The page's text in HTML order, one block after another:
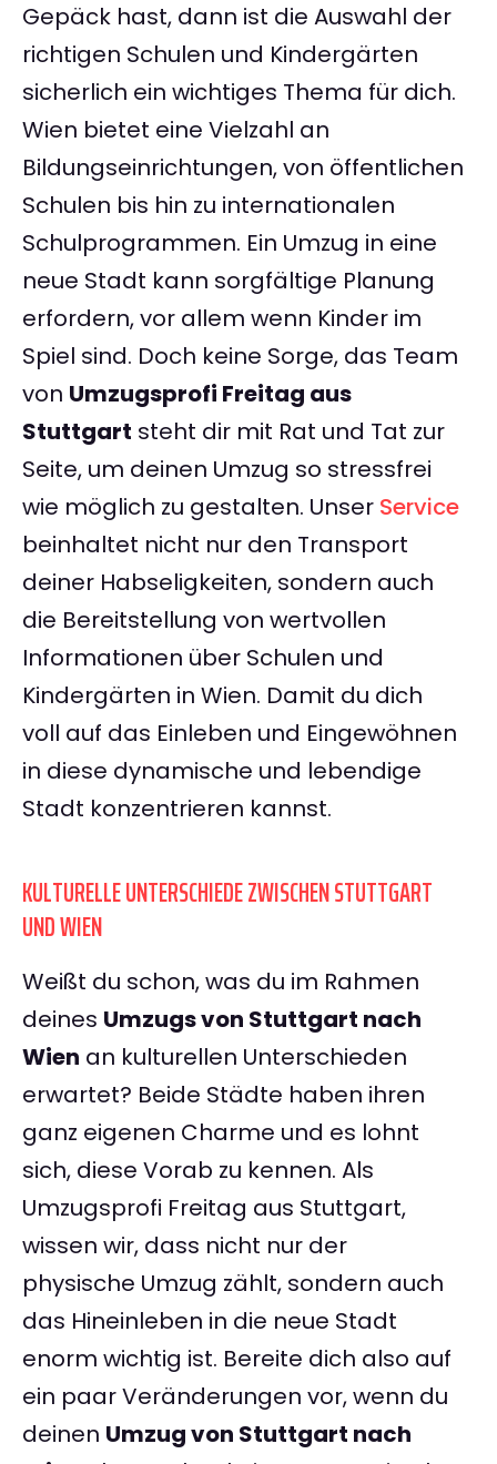
Gepäck hast, dann ist die Auswahl der
richtigen Schulen und Kindergärten
sicherlich ein wichtiges Thema für dich.
Wien bietet eine Vielzahl an
Bildungseinrichtungen, von öffentlichen
Schulen bis hin zu internationalen
Schulprogrammen. Ein Umzug in eine
neue Stadt kann sorgfältige Planung
erfordern, vor allem wenn Kinder im
Spiel sind. Doch keine Sorge, das Team
von Umzugsprofi Freitag aus
Stuttgart steht dir mit Rat und Tat zur
Seite, um deinen Umzug so stressfrei
wie möglich zu gestalten. Unser Service
beinhaltet nicht nur den Transport
deiner Habseligkeiten, sondern auch
die Bereitstellung von wertvollen
Informationen über Schulen und
Kindergärten in Wien. Damit du dich
voll auf das Einleben und Eingewöhnen
in diese dynamische und lebendige
Stadt konzentrieren kannst.
KULTURELLE UNTERSCHIEDE ZWISCHEN STUTTGART
UND WIEN
Weißt du schon, was du im Rahmen
deines Umzugs von Stuttgart nach
Wien an kulturellen Unterschieden
erwartet? Beide Städte haben ihren
ganz eigenen Charme und es lohnt
sich, diese Vorab zu kennen. Als
Umzugsprofi Freitag aus Stuttgart,
wissen wir, dass nicht nur der
physische Umzug zählt, sondern auch
das Hineinleben in die neue Stadt
enorm wichtig ist. Bereite dich also auf
ein paar Veränderungen vor, wenn du
deinen Umzug von Stuttgart nach